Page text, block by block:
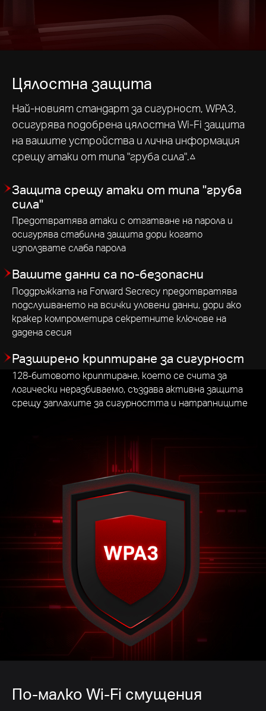
Цялостна защита
Най-новият стандарт за сигурност, WPA3,
осигурява подобрена цялостна Wi-Fi защита
на вашите устройства и лична информация
срещу атаки от типа "груба сила".△
Защита срещу атаки от типа "груба
сила"
Предотвратява атаки с отгатване на парола и
осигурява стабилна защита дори когато
използвате слаба парола
Вашите данни са по-безопасни
Поддръжката на Forward Secrecy предотвратява
подслушването на всички уловени данни, дори ако
кракер компрометира секретните ключове на
дадена сесия
Разширено криптиране за сигурност
128-битовото криптиране, което се счита за
логически неразбиваемо, създава активна защита
срещу заплахите за сигурността и натрапниците
По-малко Wi-Fi смущения